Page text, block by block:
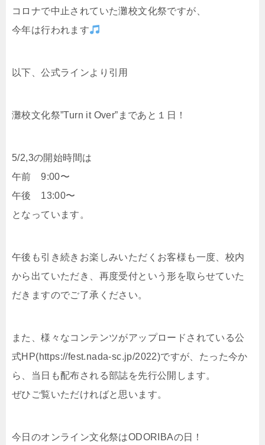
コロナで中止されていた灘校文化祭ですが、
今年は行われます
以下、公式ラインより引用
灘校文化祭”Turn it Over”まであと１日！
5/2,3の開始時間は
午前 9:00〜
午後 13:00〜
となっています。
午後も引き続きお楽しみいただくお客様も一度、校内
から出ていただき、再度受付という形を取らせていた
だきますのでご了承ください。
また、様々なコンテンツがアップロードされている公
式HP(https://fest.nada-sc.jp/2022)ですが、たった今か
ら、当日も配布される部誌を先行公開します。
ぜひご覧いただければと思います。
今日のオンライン文化祭はODORIBAの日！